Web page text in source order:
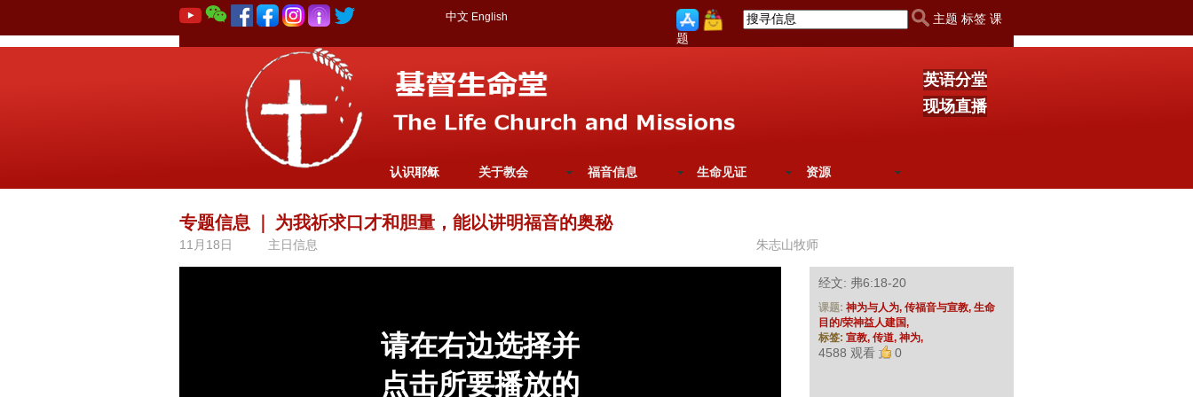
中文 English
主题 标签 课
题
英语分堂
现场直播
认识耶稣 关于教会 福音信息 生命见证 资源
专题信息 为我祈求口才和胆量，能以讲明福音的奥秘
11月18日 主日信息 朱志山牧师
经文: 弗6:18-20
课题: 神为与人为, 传福音与宣教, 生命
目的/荣神益人建国,
标签: 宣教, 传道, 神为,
4588 观看 0